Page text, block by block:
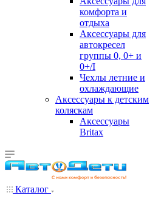
комфорта и
отдыха
Аксессуары для
автокресел
группы 0, 0+ и
0+/I
Чехлы летние и
охлаждающие
Аксессуары к детским
коляскам
Аксессуары
Britax
Каталог